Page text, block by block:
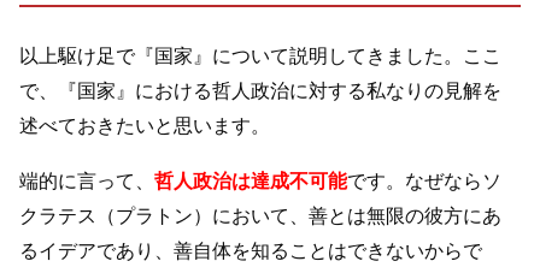
以上駆け足で『国家』について説明してきました。ここ
で、『国家』における哲人政治に対する私なりの見解を
述べておきたいと思います。
端的に言って、哲人政治は達成不可能です。なぜならソ
クラテス（プラトン）において、善とは無限の彼方にあ
るイデアであり、善自体を知ることはできないからで